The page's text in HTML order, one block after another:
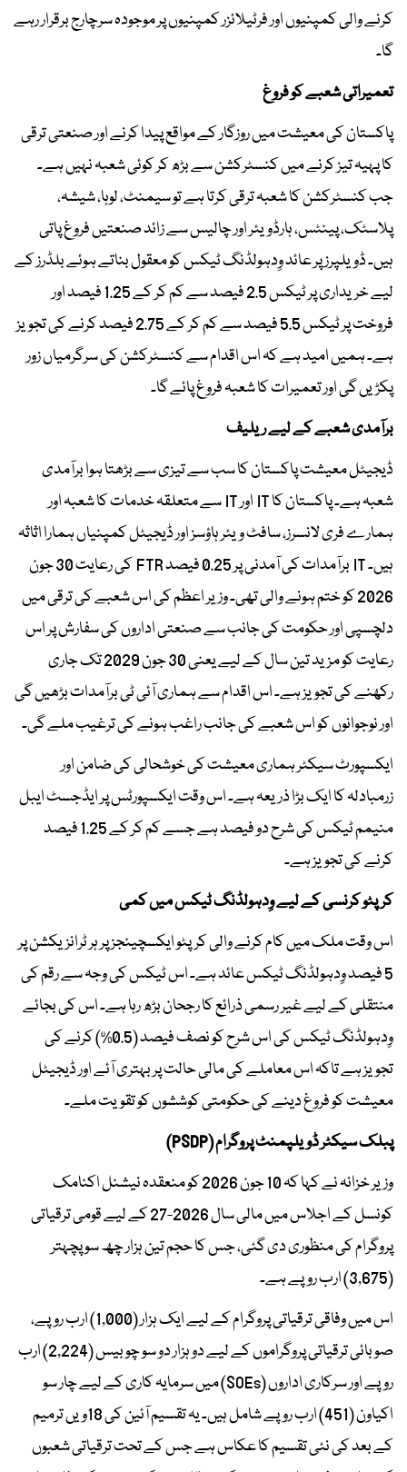
کرنے والی کمپنیوں اور فرٹیلائزر کمپنیوں پر موجودہ سرچارج برقرار رہے
گا۔
تعمیراتی شعبے کو فروغ
پاکستان کی معیشت میں روزگار کے مواقع پیدا کرنے اور صنعتی ترقی
کا پہیہ تیز کرنے میں کنسٹرکشن سے بڑھ کر کوئی شعبہ نہیں ہے۔
جب کنسٹرکشن کا شعبہ ترقی کرتا ہے تو سیمنٹ، لوہا، شیشہ،
پلاسٹک، پینٹس، ہارڈویئر اور چالیس سے زائد صنعتیں فروغ پاتی
ہیں۔ ڈویلپرز پر عائد وِدہولڈنگ ٹیکس کو معقول بناتے ہوئے بلڈرز کے
لیے خریداری پر ٹیکس 2.5 فیصد سے کم کر کے 1.25 فیصد اور
فروخت پر ٹیکس 5.5 فیصد سے کم کر کے 2.75 فیصد کرنے کی تجویز
ہے۔ ہمیں امید ہے کہ اس اقدام سے کنسٹرکشن کی سرگرمیاں زور
پکڑیں گی اور تعمیرات کا شعبہ فروغ پائے گا۔
برآمدی شعبے کے لیے ریلیف
ڈیجیٹل معیشت پاکستان کا سب سے تیزی سے بڑھتا ہوا برآمدی
شعبہ ہے۔ پاکستان کا IT اور IT سے متعلقہ خدمات کا شعبہ اور
ہمارے فری لانسرز، سافٹ ویئر ہاؤسز اور ڈیجیٹل کمپنیاں ہمارا اثاثہ
ہیں۔ IT برآمدات کی آمدنی پر 0.25 فیصد FTR کی رعایت 30 جون
2026 کو ختم ہونے والی تھی۔ وزیر اعظم کی اس شعبے کی ترقی میں
دلچسپی اور حکومت کی جانب سے صنعتی اداروں کی سفارش پر اس
رعایت کو مزید تین سال کے لیے یعنی 30 جون 2029 تک جاری
رکھنے کی تجویز ہے۔ اس اقدام سے ہماری آئی ٹی برآمدات بڑھیں گی
اور نوجوانوں کو اس شعبے کی جانب راغب ہونے کی ترغیب ملے گی۔
ایکسپورٹ سیکٹر ہماری معیشت کی خوشحالی کی ضامن اور
زرمبادلہ کا ایک بڑا ذریعہ ہے۔ اس وقت ایکسپورٹس پر ایڈجسٹ ایبل
منیمم ٹیکس کی شرح دو فیصد ہے جسے کم کر کے 1.25 فیصد
کرنے کی تجویز ہے۔
کرپٹو کرنسی کے لیے وِدہولڈنگ ٹیکس میں کمی
اس وقت ملک میں کام کرنے والی کرپٹو ایکسچینجز پر ہر ٹرانزیکشن پر
5 فیصد وِدہولڈنگ ٹیکس عائد ہے۔ اس ٹیکس کی وجہ سے رقم کی
منتقلی کے لیے غیر رسمی ذرائع کا رجحان بڑھ رہا ہے۔ اس کی بجائے
وِدہولڈنگ ٹیکس کی اس شرح کو نصف فیصد (0.5%) کرنے کی
تجویز ہے تاکہ اس معاملے کی مالی حالت پر بہتری آئے اور ڈیجیٹل
معیشت کو فروغ دینے کی حکومتی کوششوں کو تقویت ملے۔
پبلک سیکٹر ڈویلپمنٹ پروگرام (PSDP)
وزیر خزانہ نے کہا کہ 10 جون 2026 کو منعقدہ نیشنل اکنامک
کونسل کے اجلاس میں مالی سال 2026-27 کے لیے قومی ترقیاتی
پروگرام کی منظوری دی گئی، جس کا حجم تین ہزار چھ سو پچہتر
(3,675) ارب روپے ہے۔
اس میں وفاقی ترقیاتی پروگرام کے لیے ایک ہزار (1,000) ارب روپے،
صوبائی ترقیاتی پروگراموں کے لیے دو ہزار دو سو چوبیس (2,224) ارب
روپے اور سرکاری اداروں (SOEs) میں سرمایہ کاری کے لیے چار سو
اکیاون (451) ارب روپے شامل ہیں۔ یہ تقسیم آئین کی 18ویں ترمیم
کے بعد کی نئی تقسیم کا عکاس ہے جس کے تحت ترقیاتی شعبوں